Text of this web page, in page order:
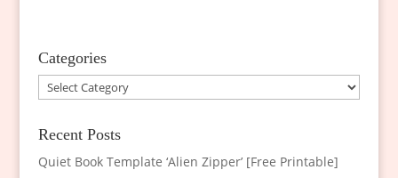
Categories
Categories
Recent Posts
Quiet Book Template ‘Alien Zipper’ [Free Printable]